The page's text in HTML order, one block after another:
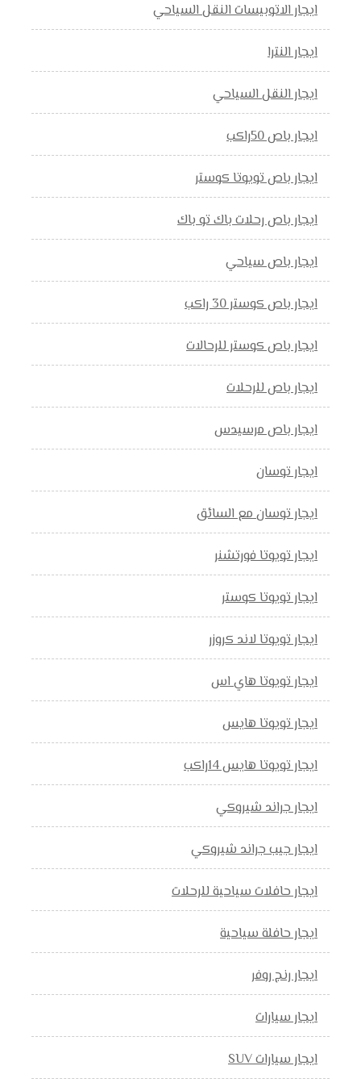
ايجار الاتوبيسات النقل السياحي
ايجار النترا
ايجار النقل السياحي
ايجار باص 50راكب
ايجار باص تويوتا كوستر
ايجار باص رحلات باك تو باك
ايجار باص سياحي
ايجار باص كوستر 30 راكب
ايجار باص كوستر للرحالات
ايجار باص للرحلات
ايجار باص مرسيدس
ايجار توسان
ايجار توسان مع السائق
ايجار تويوتا فورتشنر
ايجار تويوتا كوستر
ايجار تويوتا لاند كروزر
ايجار تويوتا هاي اس
ايجار تويوتا هايس
ايجار تويوتا هايس 14راكب
ايجار جراند شيروكي
ايجار جيب جراند شيروكي
ايجار حافلات سياحية للرحلات
ايجار حافلة سياحية
ايجار رنج روفر
ايجار سيارات
ايجار سيارات SUV